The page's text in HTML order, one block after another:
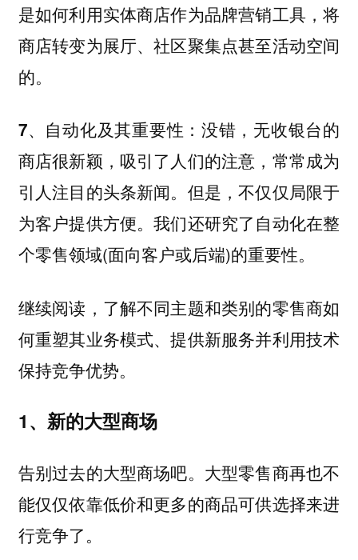
是如何利用实体商店作为品牌营销工具，将
商店转变为展厅、社区聚集点甚至活动空间
的。
7、自动化及其重要性 ：没错，无收银台的
商店很新颖，吸引了人们的注意，常常成为
引人注目的头条新闻。但是，不仅仅局限于
为客户提供方便。我们还研究了自动化在整
个零售领域(面向客户或后端)的重要性。
继续阅读，了解不同主题和类别的零售商如
何重塑其业务模式、提供新服务并利用技术
保持竞争优势。
1、新的大型商场
告别过去的大型商场吧。大型零售商再也不
能仅仅依靠低价和更多的商品可供选择来进
行竞争了。